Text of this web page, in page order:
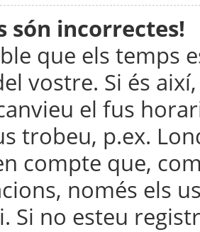
són incorrectes!
que els temps
vostre. Si és
el fus
trobeu, p.ex.
compte que,
només els
Si no esteu